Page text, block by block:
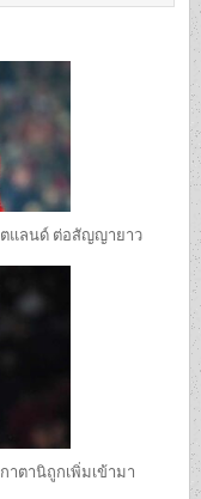
แลนด์ ต่อสัญญายาว
าตานิถูกเพิ่มเข้ามา